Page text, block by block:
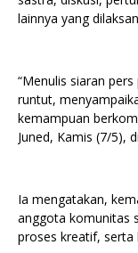
lainnya yang
“Menulis siaran
runtut,
kemampuan
Juned, Kamis (7/5),
Ia mengatakan,
anggota komunitas
proses kreatif, serta